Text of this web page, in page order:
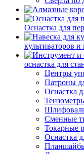
Оснастка для
культиваторов и
оснастка для
Центры
Патроны
Оснастка
Сменные
Токарные
Оснастка